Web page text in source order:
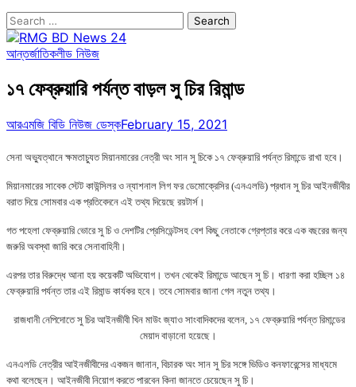
Search
for:
আন্তর্জাতিকলীড নিউজ
১৭ ফেব্রুয়ারি পর্যন্ত বাড়ল সু চির রিমান্ড
আরএমজি বিডি নিউজ ডেস্কFebruary 15, 2021
সেনা অভ্যুত্থানে ক্ষমতাচ্যুত মিয়ানমারের নেত্রী অং সান সু চিকে ১৭ ফেব্রুয়ারি পর্যন্ত রিমান্ডে রাখা হবে।
মিয়ানমারের সাবেক স্টেট কাউন্সিলর ও ন্যাশনাল লিগ ফর ডেমোক্রেসির (এনএলডি) প্রধান সু চির আইনজীবীর
বরাত দিয়ে সোমবার এক প্রতিবেদনে এই তথ্য দিয়েছে রয়টার্স।
গত পহেলা ফেব্রুয়ারি ভোরে সু চি ও দেশটির প্রেসিডেন্টসহ বেশ কিছু নেতাকে গ্রেপ্তার করে এক বছরের জন্য
জরুরি অবস্থা জারি করে সেনাবাহিনী।
এরপর তার বিরুদ্ধে আনা হয় কয়েকটি অভিযোগ। তখন থেকেই রিমান্ডে আছেন সু চি। ধারণা করা হচ্ছিল ১৪
ফেব্রুয়ারি পর্যন্ত তার এই রিমান্ড কার্যকর হবে। তবে সোমবার জানা গেল নতুন তথ্য।
রাজধানী নেপিদোতে সু চির আইনজীবী খিন মাউং জ্যাও সাংবাদিকদের বলেন, ১৭ ফেব্রুয়ারি পর্যন্ত রিমান্ডের
মেয়াদ বাড়ানো হয়েছে।
এনএলডি নেত্রীর আইনজীবীদের একজন জানান, বিচারক অং সান সু চির সঙ্গে ভিডিও কনফারেন্সের মাধ্যমে
কথা বলেছেন। আইনজীবী নিয়োগ করতে পারবেন কিনা জানতে চেয়েছেন সু চি।